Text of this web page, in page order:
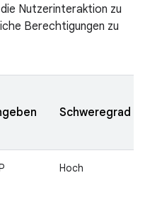
Nutzerinteraktion zu
Berechtigungen zu
Schweregrad
Hoch